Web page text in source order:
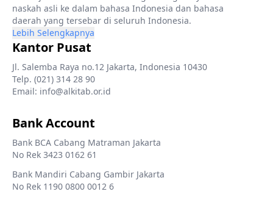
naskah asli ke dalam bahasa Indonesia dan bahasa
daerah yang tersebar di seluruh Indonesia.
Lebih Selengkapnya
Kantor Pusat
Jl. Salemba Raya no.12 Jakarta, Indonesia 10430
Telp. (021) 314 28 90
Email: info@alkitab.or.id
Bank Account
Bank BCA Cabang Matraman Jakarta
No Rek 3423 0162 61
Bank Mandiri Cabang Gambir Jakarta
No Rek 1190 0800 0012 6